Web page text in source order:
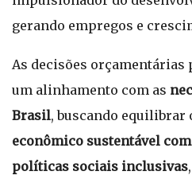
gerando empregos e
As decisões orçamentárias
um alinhamento com as
Brasil, buscando equilibrar
econômico sustentável
políticas sociais inclusivas